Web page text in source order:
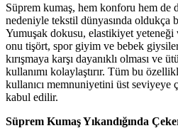
Süprem kumaş, hem konforu hem de
nedeniyle tekstil dünyasında oldukça
Yumuşak dokusu, elastikiyet yeteneği
onu tişört, spor giyim ve bebek
kırışmaya karşı dayanıklı olması ve
kullanımı kolaylaştırır. Tüm bu
kullanıcı memnuniyetini üst seviyeye
kabul edilir.
Süprem Kumaş Yıkandığında